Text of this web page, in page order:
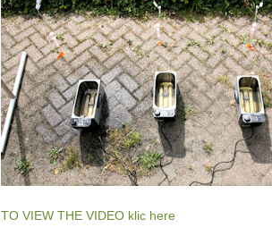
TO VIEW THE VIDEO klic here